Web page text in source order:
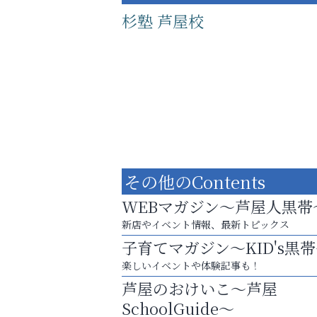
杉塾 芦屋校
学び方が変われば、成績は変わる。
ラ・ミカ矯正歯科
その他のContents
WEBマガジン～芦屋人黒帯
新店やイベント情報、最新トピックス
子育てマガジン～KID's黒
楽しいイベントや体験記事も！
芦屋のおけいこ～芦屋
SchoolGuide～